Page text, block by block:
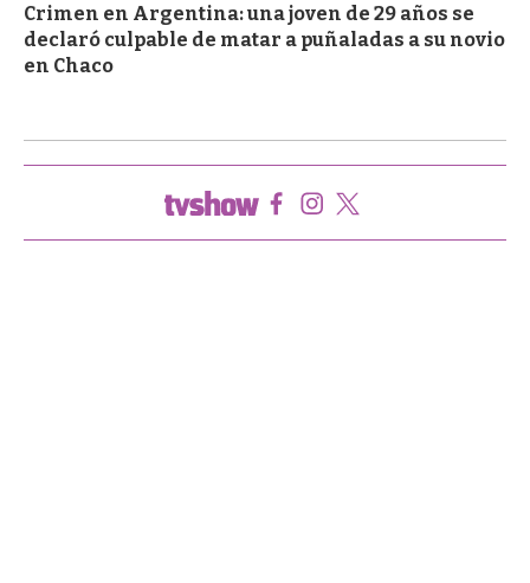
Crimen en Argentina: una joven de 29 años se
declaró culpable de matar a puñaladas a su novio
en Chaco